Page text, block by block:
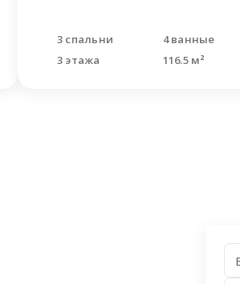
3 спальни
4 ванные
3 этажа
116.5 м²